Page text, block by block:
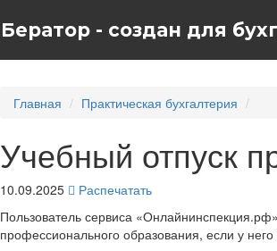
Бератор - создан для
Главная Практическая бухгалтерия
Учебный отпуск
10.09.2025
Распечатать
Пользователь сервиса
профессионального образования, если у